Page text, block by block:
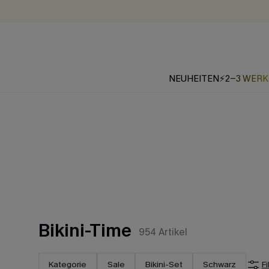
NEUHEITEN⚡2-3
Bikini-Time 954 Artikel
Kategorie Sale Bikini-Set Schwarz